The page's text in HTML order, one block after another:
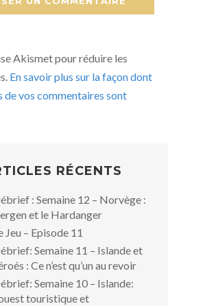
Akismet pour réduire les
En savoir plus sur la façon dont
de vos commentaires sont
RÉCENTS
: Semaine 12 – Norvège :
et le Hardanger
Jeu – Episode 11
Semaine 11 – Islande et
: Ce n’est qu’un au revoir
Semaine 10 – Islande:
touristique et